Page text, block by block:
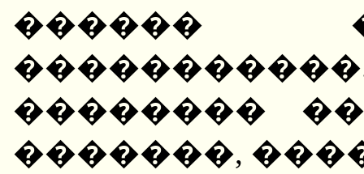
������
��������
�������,